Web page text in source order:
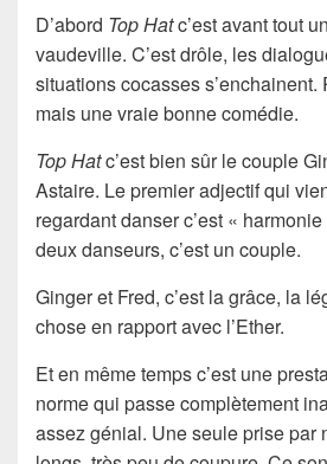
D’abord Top Hatc’est avant tout
vaudeville. C’est drôle, les
situations cocasses s’enchainent.
mais une vraie bonne comédie.
Top Hatc’est bien sûr le couple
Astaire. Le premier adjectif qui
regardant danser c’est «
deux danseurs, c’est un couple.
Ginger et Fred, c’est la grâce, la
chose en rapport avec l’Ether.
Et en même temps c’est une
norme qui passe complètement
assez génial. Une seule prise par